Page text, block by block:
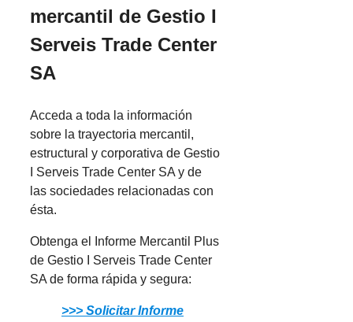
mercantil de Gestio I
Serveis Trade Center
SA
Acceda a toda la información
sobre la trayectoria mercantil,
estructural y corporativa de Gestio
I Serveis Trade Center SA y de
las sociedades relacionadas con
ésta.
Obtenga el Informe Mercantil Plus
de Gestio I Serveis Trade Center
SA de forma rápida y segura:
>>> Solicitar Informe